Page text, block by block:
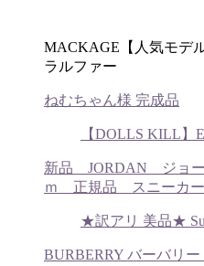
MACKAGE【人気モデ
ラルファー
ねむちゃん様 完成品
【DOLLS KILL】
新品 JORDAN ジョ
ｍ 正規品 スニーカー
★訳アリ 美品★
BURBERRY バーバリ